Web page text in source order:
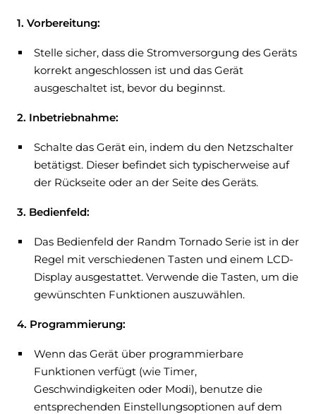
1. Vorbereitung:
Stelle sicher, dass die Stromversorgung des Geräts
korrekt angeschlossen ist und das Gerät
ausgeschaltet ist, bevor du beginnst.
2. Inbetriebnahme:
Schalte das Gerät ein, indem du den Netzschalter
betätigst. Dieser befindet sich typischerweise auf
der Rückseite oder an der Seite des Geräts.
3. Bedienfeld:
Das Bedienfeld der Randm Tornado Serie ist in der
Regel mit verschiedenen Tasten und einem LCD-
Display ausgestattet. Verwende die Tasten, um die
gewünschten Funktionen auszuwählen.
4. Programmierung:
Wenn das Gerät über programmierbare
Funktionen verfügt (wie Timer,
Geschwindigkeiten oder Modi), benutze die
entsprechenden Einstellungsoptionen auf dem